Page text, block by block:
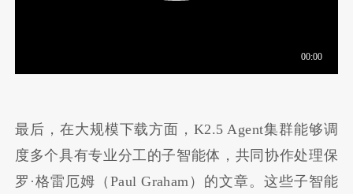
最后，在大规模下载方面，K2.5 Agent集群能够调
度多个具有专业分工的子智能体，共同协作处理保
罗·格雷厄姆（Paul Graham）的文章。这些子智能